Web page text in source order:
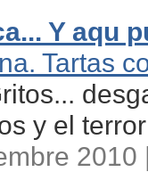
Y aqu
Tartas
y el